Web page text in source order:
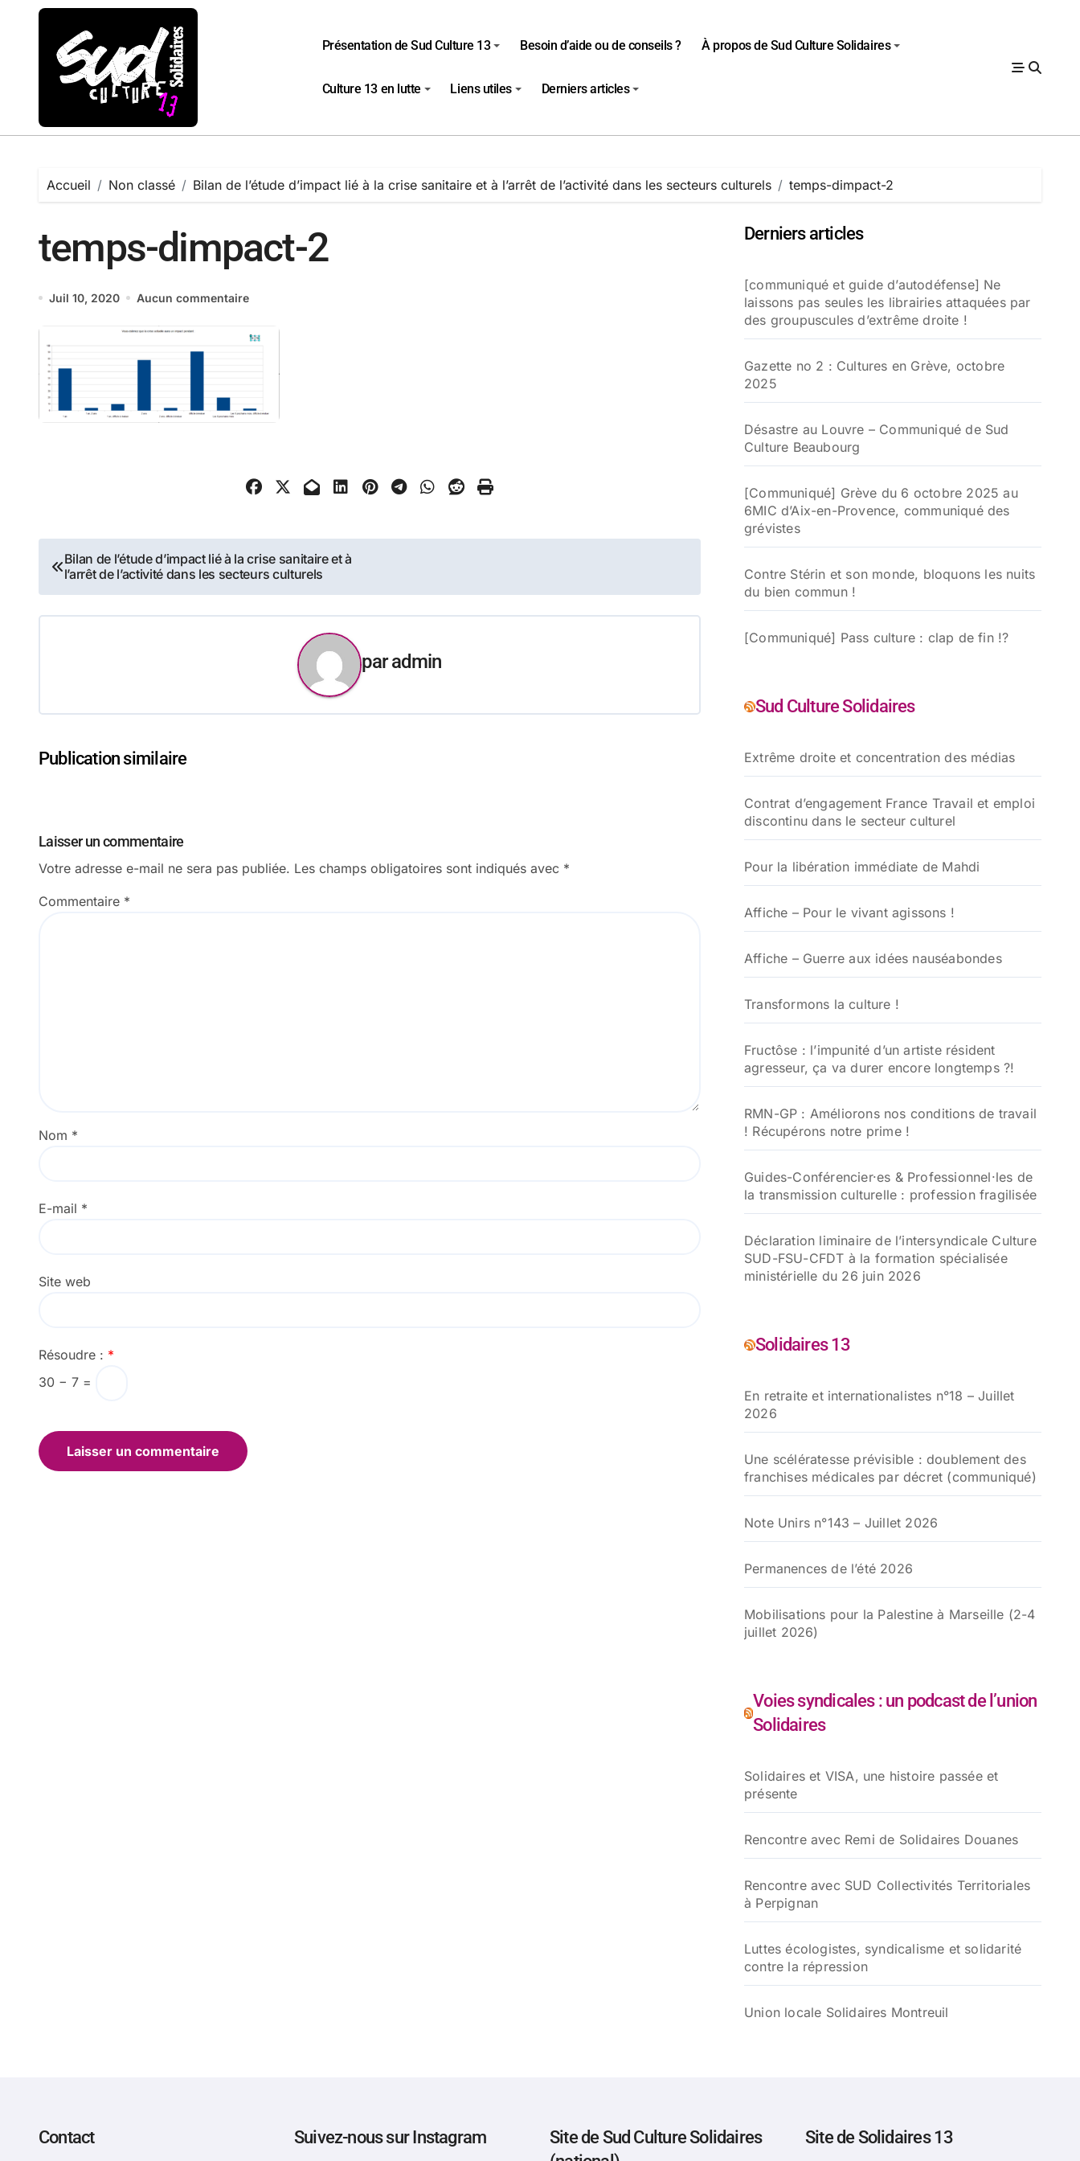
Passer
Présentation de Sud Culture 13 Besoin d’aide ou de conseils ? À propos de Sud Culture Solidaires
Culture 13 en lutte Liens utiles Derniers articles
Accueil Non classé Bilan de l’étude d’impact lié à la crise sanitaire et à l’arrêt de l’activité dans les secteurs culturels temps-dimpact-2
temps-dimpact-2
Juil 10, 2020 Aucun commentaire
Navigation
de
l’article
Bilan de l’étude d’impact lié à la crise sanitaire et à
l’arrêt de l’activité dans les secteurs culturels
paradmin
Publication similaire
Laisser un commentaire
Votre adresse e-mail ne sera pas publiée. Les champs obligatoires sont indiqués avec *
Commentaire *
Nom *
E-mail *
Site web
Résoudre : *
30 − 7 =
Derniers articles
[communiqué et guide d’autodéfense] Ne
laissons pas seules les librairies attaquées par
des groupuscules d’extrême droite !
Gazette no 2 : Cultures en Grève, octobre
2025
Désastre au Louvre – Communiqué de Sud
Culture Beaubourg
[Communiqué] Grève du 6 octobre 2025 au
6MIC d’Aix-en-Provence, communiqué des
grévistes
Contre Stérin et son monde, bloquons les nuits
du bien commun !
[Communiqué] Pass culture : clap de fin !?
Sud Culture Solidaires
Extrême droite et concentration des médias
Contrat d’engagement France Travail et emploi
discontinu dans le secteur culturel
Pour la libération immédiate de Mahdi
Affiche – Pour le vivant agissons !
Affiche – Guerre aux idées nauséabondes
Transformons la culture !
Fructôse : l’impunité d’un artiste résident
agresseur, ça va durer encore longtemps ?!
RMN-GP : Améliorons nos conditions de travail
! Récupérons notre prime !
Guides-Conférencier·es & Professionnel·les de
la transmission culturelle : profession fragilisée
Déclaration liminaire de l’intersyndicale Culture
SUD-FSU-CFDT à la formation spécialisée
ministérielle du 26 juin 2026
Solidaires 13
En retraite et internationalistes n°18 – Juillet
2026
Une scélératesse prévisible : doublement des
franchises médicales par décret (communiqué)
Note Unirs n°143 – Juillet 2026
Permanences de l’été 2026
Mobilisations pour la Palestine à Marseille (2-4
juillet 2026)
Voies syndicales : un podcast de l’union
Solidaires
Solidaires et VISA, une histoire passée et
présente
Rencontre avec Remi de Solidaires Douanes
Rencontre avec SUD Collectivités Territoriales
à Perpignan
Luttes écologistes, syndicalisme et solidarité
contre la répression
Union locale Solidaires Montreuil
Contact Suivez-nous sur Instagram
Site de Sud Culture Solidaires
Site de Solidaires 13